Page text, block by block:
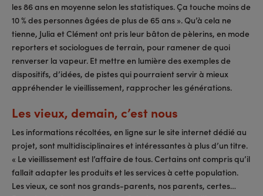
les 86 ans en moyenne selon les statistiques. Ça touche moins de
10 % des personnes âgées de plus de 65 ans ». Qu’à cela ne
tienne, Julia et Clément ont pris leur bâton de pèlerins, en mode
reporters et sociologues de terrain, pour ramener de quoi
renverser la vapeur. Et mettre en lumière des exemples de
dispositifs, d’idées, de pistes qui pourraient servir à mieux
appréhender le vieillissement, rapprocher les générations.
Les vieux, demain, c’est nous
Les informations récoltées, en ligne sur le site internet dédié au
projet, sont multidisciplinaires et intéressantes à plus d’un titre.
« Le vieillissement est l’affaire de tous. Certains ont compris qu’il
fallait adapter les produits et les services à cette population.
Les vieux, ce sont nos grands-parents, nos parents, certes…